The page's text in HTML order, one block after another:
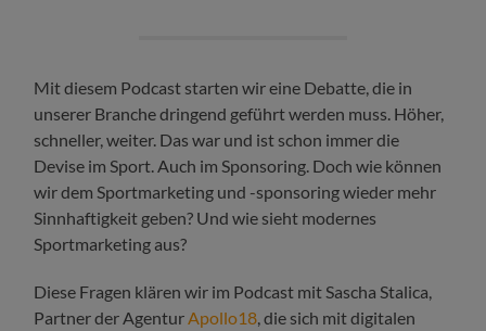
Mit diesem Podcast starten wir eine Debatte, die in
unserer Branche dringend geführt werden muss. Höher,
schneller, weiter. Das war und ist schon immer die
Devise im Sport. Auch im Sponsoring. Doch wie können
wir dem Sportmarketing und -sponsoring wieder mehr
Sinnhaftigkeit geben? Und wie sieht modernes
Sportmarketing aus?
Diese Fragen klären wir im Podcast mit Sascha Stalica,
Partner der AgenturApollo18, die sich mit digitalen